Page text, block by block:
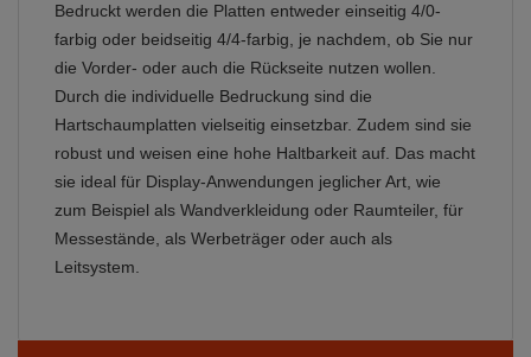
Bedruckt werden die Platten entweder einseitig 4/0-
farbig oder beidseitig 4/4-farbig, je nachdem, ob Sie nur
die Vorder- oder auch die Rückseite nutzen wollen.
Durch die individuelle Bedruckung sind die
Hartschaumplatten vielseitig einsetzbar. Zudem sind sie
robust und weisen eine hohe Haltbarkeit auf. Das macht
sie ideal für Display-Anwendungen jeglicher Art, wie
zum Beispiel als Wandverkleidung oder Raumteiler, für
Messestände, als Werbeträger oder auch als
Leitsystem.